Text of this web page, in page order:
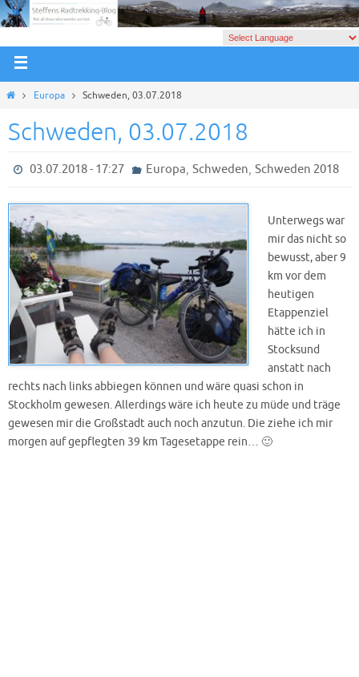
Europa Schweden, 03.07.2018
Schweden, 03.07.2018
03.07.2018 - 17:27 Europa, Schweden, Schweden 2018
Unterwegs war
mir das nicht so
bewusst, aber 9
km vor dem
heutigen
Etappenziel
hätte ich in
Stocksund
anstatt nach
rechts nach links abbiegen können und wäre quasi schon in
Stockholm gewesen. Allerdings wäre ich heute zu müde und träge
gewesen mir die Großstadt auch noch anzutun. Die ziehe ich mir
morgen auf gepflegten 39 km Tagesetappe rein… 🙂